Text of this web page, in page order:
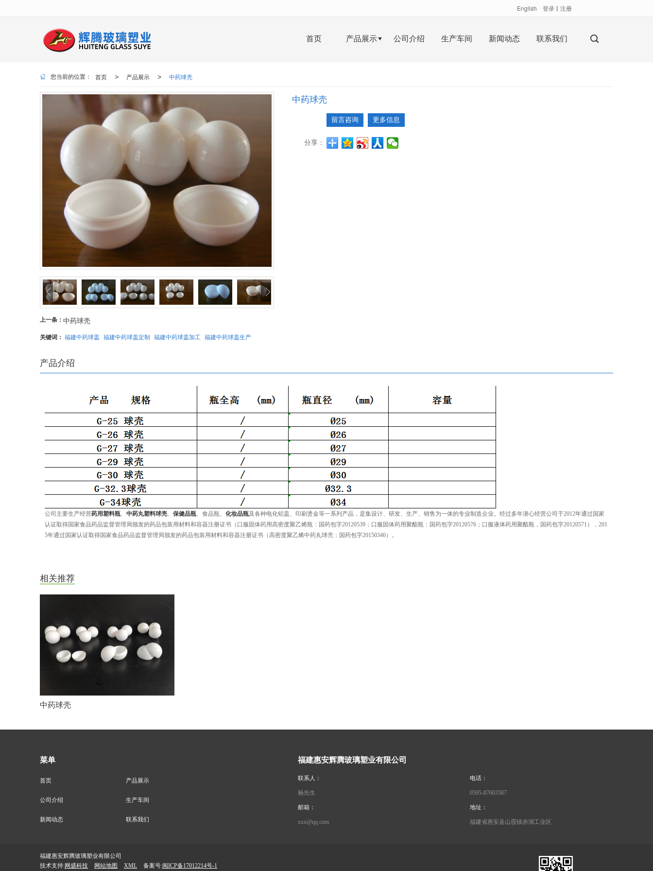
English 登录 丨 注册
首页 产品展示 公司介绍 生产车间 新闻动态 联系我们
您当前的位置： 首页 > 产品展示 > 中药球壳
中药球壳
留言咨询 更多信息
分享：
上一条： 中药球壳
关键词： 福建中药球盖 福建中药球盖定制 福建中药球盖加工 福建中药球盖生产
产品介绍
公司主要生产经营药用塑料瓶、 中药丸塑料球壳、 保健品瓶、食品瓶、 化妆品瓶及各种电化铝盖、印刷烫金等一系列产品，是集设计、研发、生产、销售为一体的专业制造企业。经过多年潜心经营公司于2012年通过国家
认证取得国家食品药品监督管理局颁发的药品包装用材料和容器注册证书（口服固体药用高密度聚乙烯瓶：国药包字20120539；口服固体药用聚酯瓶：国药包字20120576；口服液体药用聚酯瓶，国药包字20120571），201
5年通过国家认证取得国家食品药品监督管理局颁发的药品包装用材料和容器注册证书（高密度聚乙烯中药丸球壳：国药包字20150346）。
相关推荐
中药球壳
菜单
首页 产品展示
公司介绍 生产车间
新闻动态 联系我们
福建惠安辉腾玻璃塑业有限公司
联系人：
杨先生
电话：
0595-87603587
邮箱：
xxx@qq.com
地址：
福建省惠安县山霞镇赤湖工业区
福建惠安辉腾玻璃塑业有限公司
技术支持:网盛科技 网站地图 XML 备案号:闽ICP备17012214号-1